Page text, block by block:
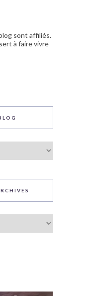
sont affiliés.
à faire vivre